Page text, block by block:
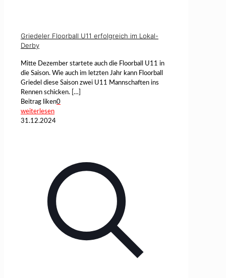
Griedeler Floorball U11 erfolgreich im Lokal-
Derby
Mitte Dezember startete auch die Floorball U11 in
die Saison. Wie auch im letzten Jahr kann Floorball
Griedel diese Saison zwei U11 Mannschaften ins
Rennen schicken. […]
Beitrag liken0
weiterlesen
31.12.2024